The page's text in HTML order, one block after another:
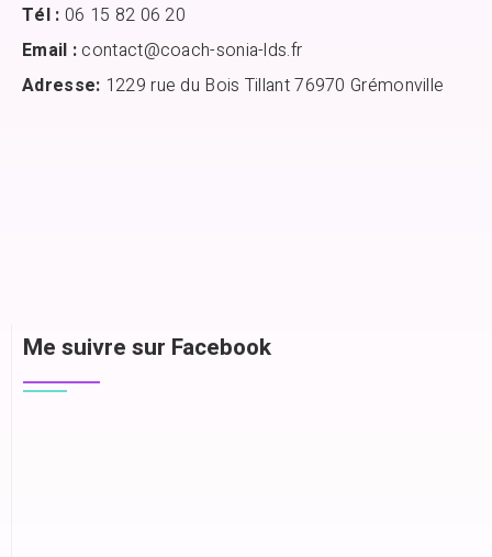
Tél : 06 15 82 06 20
Email :contact@coach-sonia-lds.fr
Adresse: 1229 rue du Bois Tillant 76970 Grémonville
Me suivre sur Facebook